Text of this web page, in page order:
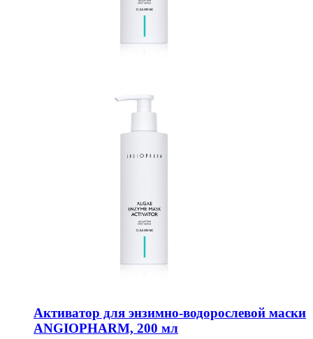
Активатор для энзимно-водорослевой маски
ANGIOPHARM, 200 мл